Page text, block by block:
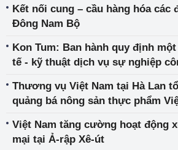
Kết nối cung – cầu hàng hóa các
Đông Nam Bộ
Kon Tum: Ban hành quy định
tế - kỹ thuật dịch vụ sự nghiệp
Thương vụ Việt Nam tại Hà Lan
quảng bá nông sản thực phẩm
Việt Nam tăng cường hoạt động
mại tại Ả-rập Xê-út